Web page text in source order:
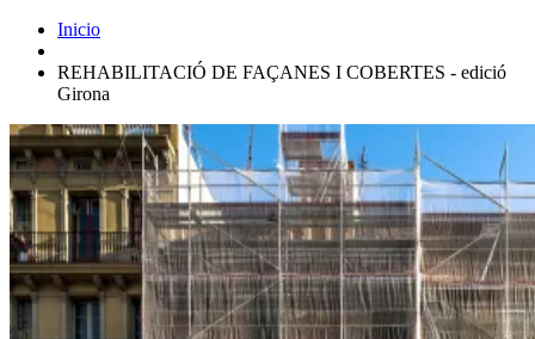
Inicio
REHABILITACIÓ DE FAÇANES I COBERTES - edició
Girona